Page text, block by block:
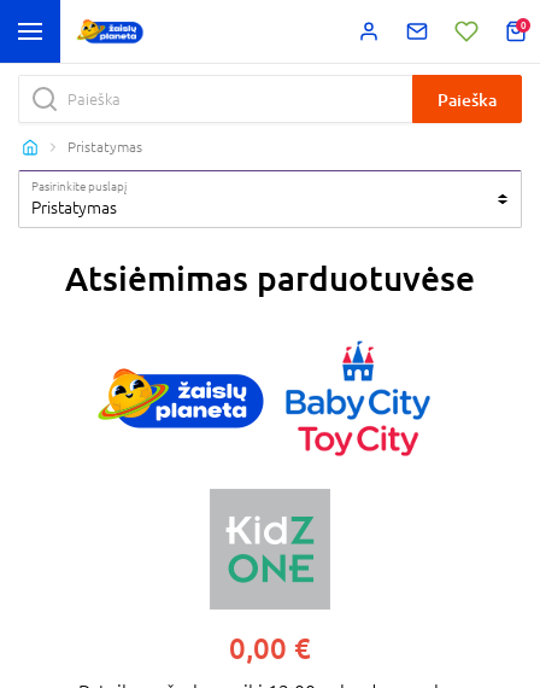
0
Paieška
Pristatymas
Pasirinkite puslapį
Pristatymas
Atsiėmimas parduotuvėse
0,00 €